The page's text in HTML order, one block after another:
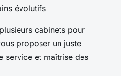
évolutifs
cabinets pour
proposer un juste
service et maîtrise des